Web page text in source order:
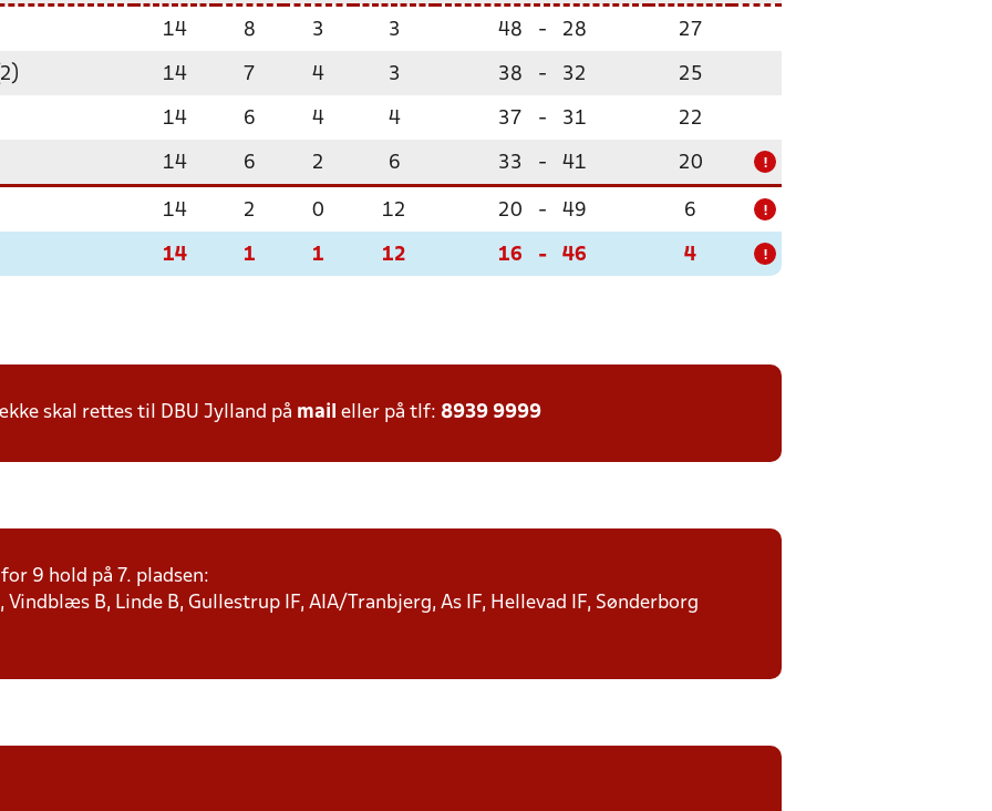
14 8 3 3 48 - 28 27
14 7 4 3 38 - 32 25
14 6 4 4 37 - 31 22
14 6 2 6 33 - 41 20 !
14 2 0 12 20 - 49 6 !
14 1 1 12 16 - 46 4 !
skal rettes til DBU Jylland på mail eller på tlf: 8939 9999
9 hold på 7. pladsen:
Vindblæs B, Linde B, Gullestrup IF, AIA/Tranbjerg, As IF, Hellevad IF, Sønderborg